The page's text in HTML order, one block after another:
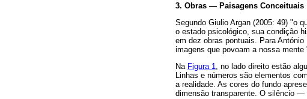
3. Obras — Paisagens Conceituais
Segundo Giulio Argan (2005: 49) "o
o estado psicológico, sua condição
em dez obras pontuais. Para
imagens que povoam a nossa
Na Figura 1, no lado direito estão
Linhas e números são elementos
a realidade. As cores do fundo
dimensão transparente. O silêncio